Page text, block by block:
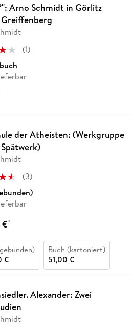
Arno Schmidt in Görlitz
Greiffenberg
(1)
der Atheisten: (Werkgruppe
(3)
*
€
Buch (kartoniert)
51,00 €
Alexander: Zwei